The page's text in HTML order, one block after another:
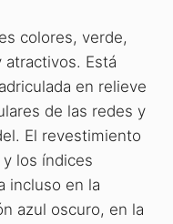
colores, verde,
Está
en relieve
de las redes y
El revestimiento
los índices
incluso en la
azul oscuro, en la